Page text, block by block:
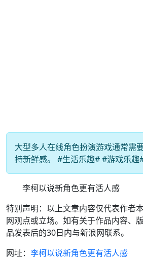
大型多人在线角色扮演游戏通常需
持新鲜感。 #生活乐趣# #游戏乐
李柯以说新角色更有活人感
特别声明：以上文章内容仅代表作者
网观点或立场。如有关于作品内容、
品发表后的30日内与新浪网联系。
网址： 李柯以说新角色更有活人感